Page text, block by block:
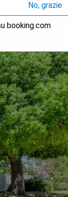
No, grazie
booking.com